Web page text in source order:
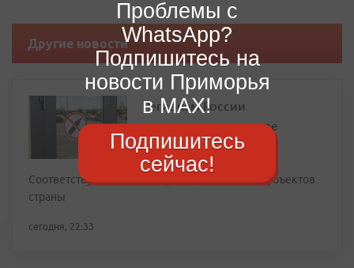
Другие новости
Регионам России
предложили активнее
запрещать вейпы
Соответствующие законы уже приняли пять субъектов
страны
сегодня, 22:33
Проблемы с
WhatsApp?
Подпишитесь на
новости Приморья
в MAX!
Подпишитесь
сейчас!